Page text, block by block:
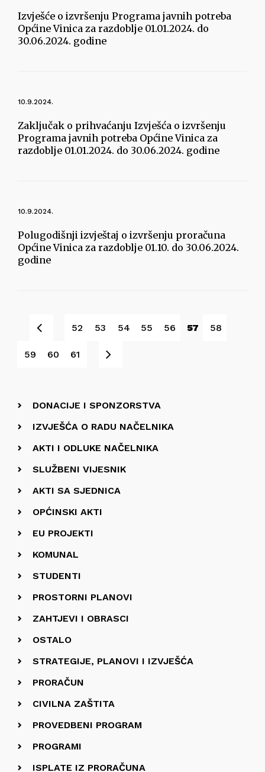
Izvješće o izvršenju Programa javnih potreba
Općine Vinica za razdoblje 01.01.2024. do
30.06.2024. godine
10.9.2024.
Zaključak o prihvaćanju Izvješća o izvršenju
Programa javnih potreba Općine Vinica za
razdoblje 01.01.2024. do 30.06.2024. godine
10.9.2024.
Polugodišnji izvještaj o izvršenju proračuna
Općine Vinica za razdoblje 01.10. do 30.06.2024.
godine
52 53 54 55 56 57 58
59 60 61
DONACIJE I SPONZORSTVA
IZVJEŠĆA O RADU NAČELNIKA
AKTI I ODLUKE NAČELNIKA
SLUŽBENI VIJESNIK
AKTI SA SJEDNICA
OPĆINSKI AKTI
EU PROJEKTI
KOMUNAL
STUDENTI
PROSTORNI PLANOVI
ZAHTJEVI I OBRASCI
OSTALO
STRATEGIJE, PLANOVI I IZVJEŠĆA
PRORAČUN
CIVILNA ZAŠTITA
PROVEDBENI PROGRAM
PROGRAMI
ISPLATE IZ PRORAČUNA